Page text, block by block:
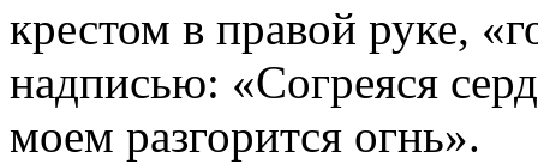
крестом в правой руке,
надписью: «Согреяся
моем разгорится огнь».